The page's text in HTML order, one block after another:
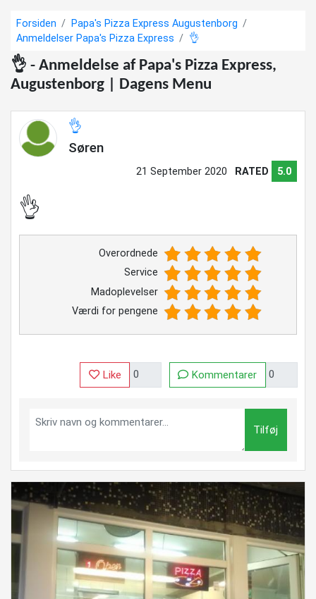
Forsiden
Papa's Pizza Express Augustenborg
Anmeldelser Papa's Pizza Express
👌
👌 - Anmeldelse af Papa's Pizza Express,
Augustenborg | Dagens Menu
👌
Søren
21 September 2020 RATED 5.0
👌
Overordnede
Service
Madoplevelser
Værdi for pengene
Like Kommentarer
Tilføj